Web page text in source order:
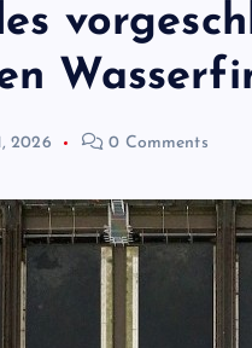
2026 0 Comments